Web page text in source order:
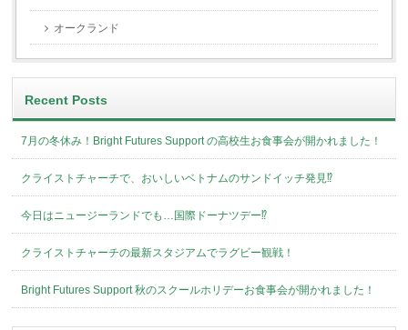
オークランド
Recent Posts
7月の冬休み！Bright Futures Support の高校生お食事会が開かれました！
クライストチャーチで、おいしいベトナムのサンドイッチ発見⁉︎
今日はニュージーランドでも…国際ドーナツデー⁉︎
クライストチャーチの最新スタジアムでラグビー観戦！
Bright Futures Support 秋のスクールホリデーお食事会が開かれました！